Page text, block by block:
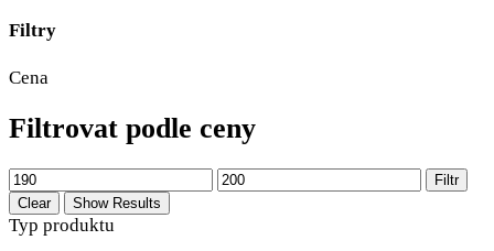
Filtry
Cena
Filtrovat podle ceny
Filtr
Clear
Show Results
Typ produktu